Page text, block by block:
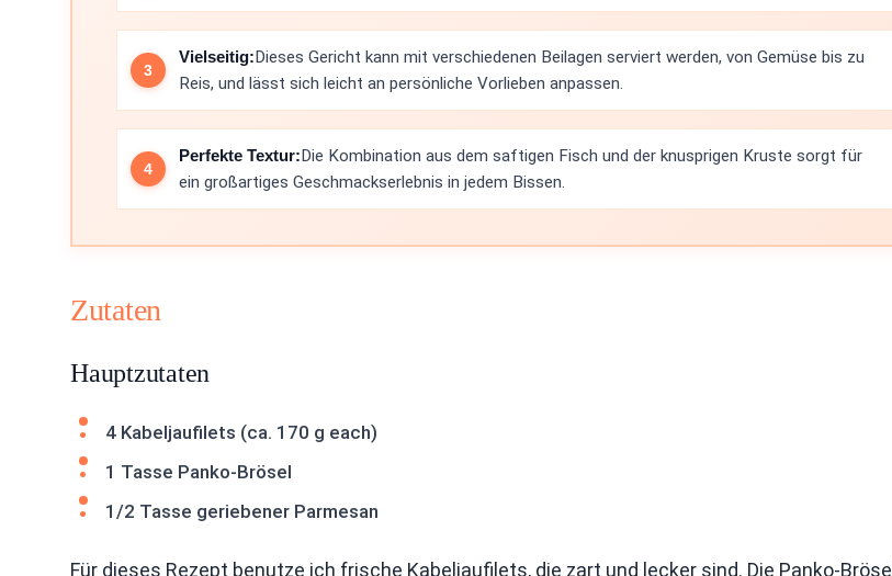
Vielseitig:Dieses Gericht kann mit verschiedenen Beilagen serviert werden, von Gemüse bis zu
Reis, und lässt sich leicht an persönliche Vorlieben anpassen.
Perfekte Textur:Die Kombination aus dem saftigen Fisch und der knusprigen Kruste sorgt für
ein großartiges Geschmackserlebnis in jedem Bissen.
Zutaten
Hauptzutaten
4 Kabeljaufilets (ca. 170 g each)
1 Tasse Panko-Brösel
1/2 Tasse geriebener Parmesan
Für dieses Rezept benutze ich frische Kabeljaufilets, die zart und lecker sind. Die Panko-Brösel